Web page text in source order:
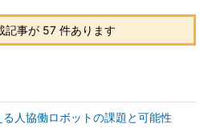
記事が 57 件あります
人協働ロボットの課題と可能性